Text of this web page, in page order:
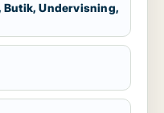
Butik, Undervisning,